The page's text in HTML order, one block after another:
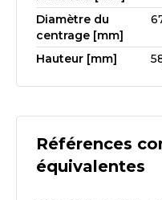
Diamètre du
centrage [mm]
Hauteur [mm]
Références
équivalentes